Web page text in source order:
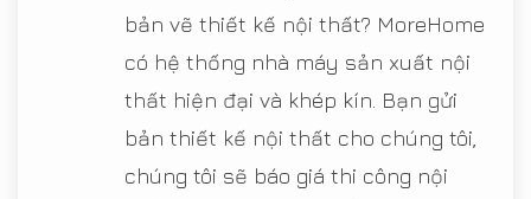
bản vẽ thiết kế nội thất? MoreHome
có hệ thống nhà máy sản xuất nội
thất hiện đại và khép kín. Bạn gửi
bản thiết kế nội thất cho chúng tôi,
chúng tôi sẽ báo giá thi công nội